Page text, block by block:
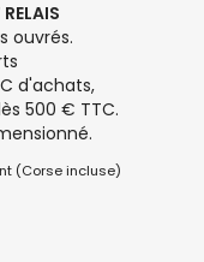
ouvrés.
d'achats,
500 € TTC.
(Corse incluse)